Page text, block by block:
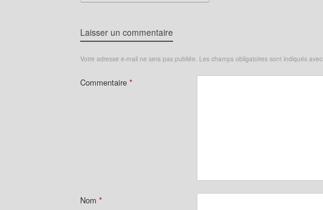
Laisser un commentaire
Votre adresse e-mail ne sera pas publiée. Les champs obligatoires sont indiqués avec
Commentaire *
Nom *